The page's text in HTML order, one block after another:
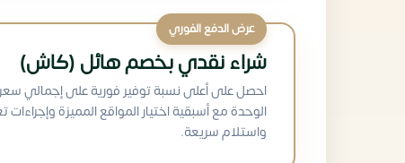
عرض الدفع الفوري
شراء نقدي بخصم هائل (كاش)
احصل على أعلى نسبة توفير فورية على إجمالي سعر
الوحدة مع أسبقية اختيار المواقع المميزة وإجراءات
واستلام سريعة.